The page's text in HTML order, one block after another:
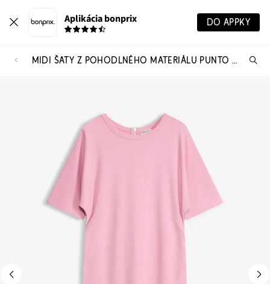
Aplikácia bonprix DO APPKY
MIDI ŠATY Z POHODLNÉHO MATERIÁLU PUNTO DI ROMA